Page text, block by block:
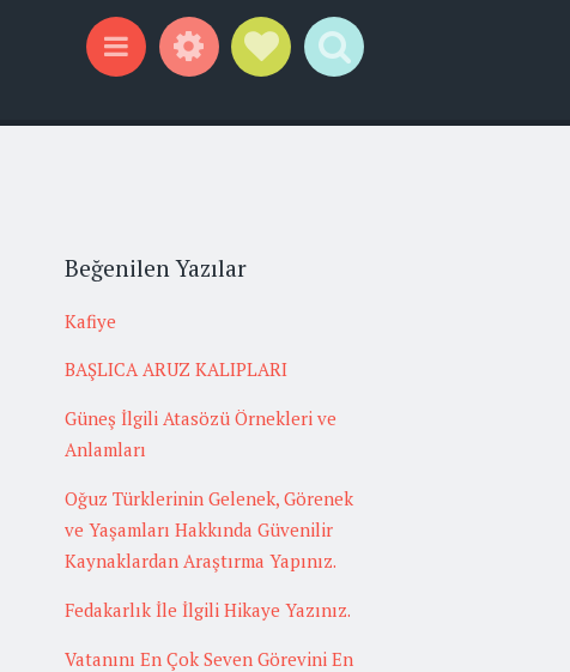
Beğenilen Yazılar
Kafiye
BAŞLICA ARUZ KALIPLARI
Güneş İlgili Atasözü Örnekleri ve
Anlamları
Oğuz Türklerinin Gelenek, Görenek
ve Yaşamları Hakkında Güvenilir
Kaynaklardan Araştırma Yapınız.
Fedakarlık İle İlgili Hikaye Yazınız.
Vatanını En Çok Seven Görevini En